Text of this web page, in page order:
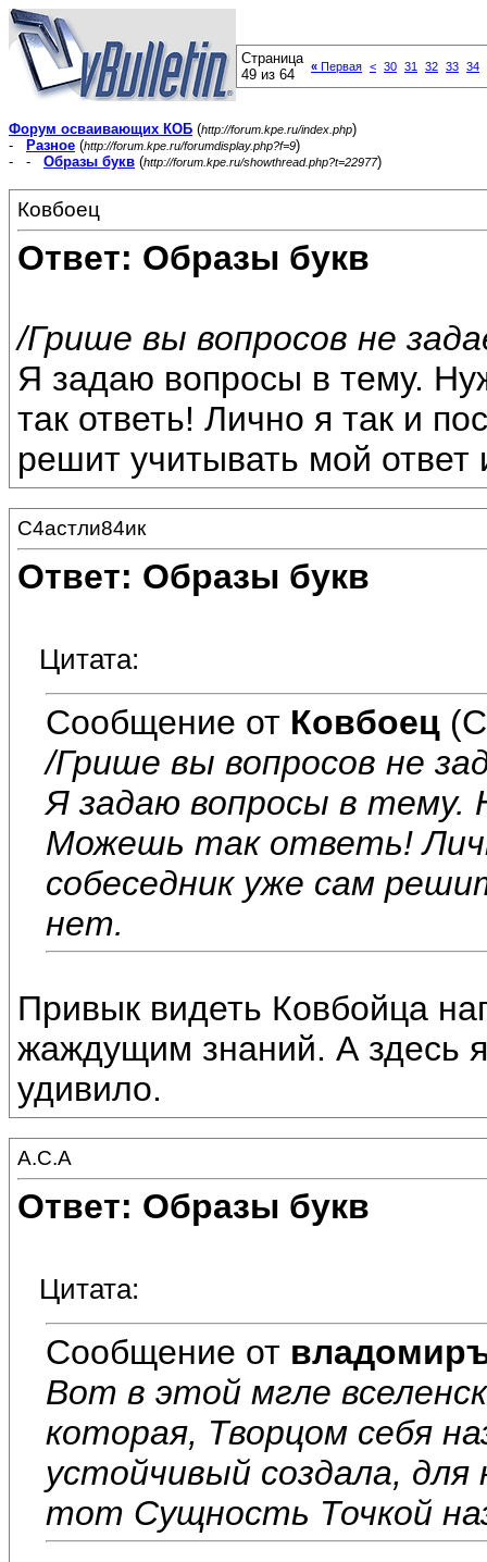
Страница
49 из 64
« Первая < 30 31 32 33 34
Форум осваивающих КОБ (http://forum.kpe.ru/index.php)
-
Разное (http://forum.kpe.ru/forumdisplay.php?f=9)
- - Образы букв (http://forum.kpe.ru/showthread.php?t=22977)
Ковбоец
Ответ: Образы букв
/Грише вы вопросов не
Я задаю вопросы в тему.
так ответь! Лично я так и
решит учитывать мой ответ
С4астли84ик
Ответ: Образы букв
Цитата:
Сообщение от Ковбоец
/Грише вы вопросов не
Я задаю вопросы в тему.
Можешь так ответь!
собеседник уже сам
нет.
Привык видеть Ковбойца
жаждущим знаний. А здесь
удивило.
А.С.А
Ответ: Образы букв
Цитата:
Сообщение от
Вот в этой мгле
которая, Творцом себя
устойчивый создала,
тот Сущность Точкой